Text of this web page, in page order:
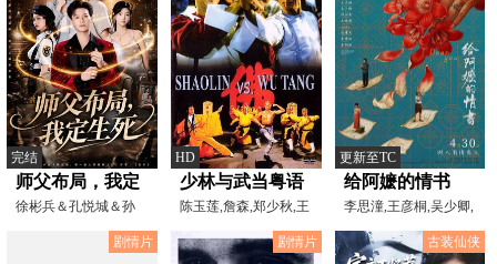
完结
师父布局，我定
生死
徐彬兵＆孔悦城＆孙
HD
少林与武当粤语
陈玉莲,詹森,郑少秋,王
清河,王龙威,关海山,
更新至TC
给阿嬷的情书
李思潼,王彦桐,吴少卿,
郑润奇,王晓慧,赵曙
剧情片
剧情片 古装仙侠